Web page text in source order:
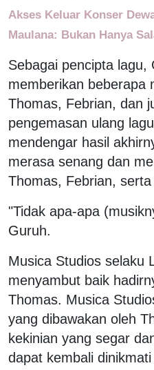
Akses Keluar Konser
Maulana: Bukan Hanya
Sebagai pencipta lagu,
memberikan beberapa
Thomas, Febrian, dan
pengemasan ulang
mendengar hasil
merasa senang dan
Thomas, Febrian, serta
"Tidak apa-apa
Guruh.
Musica Studios selaku
menyambut baik
Thomas. Musica
yang dibawakan oleh
kekinian yang segar
dapat kembali